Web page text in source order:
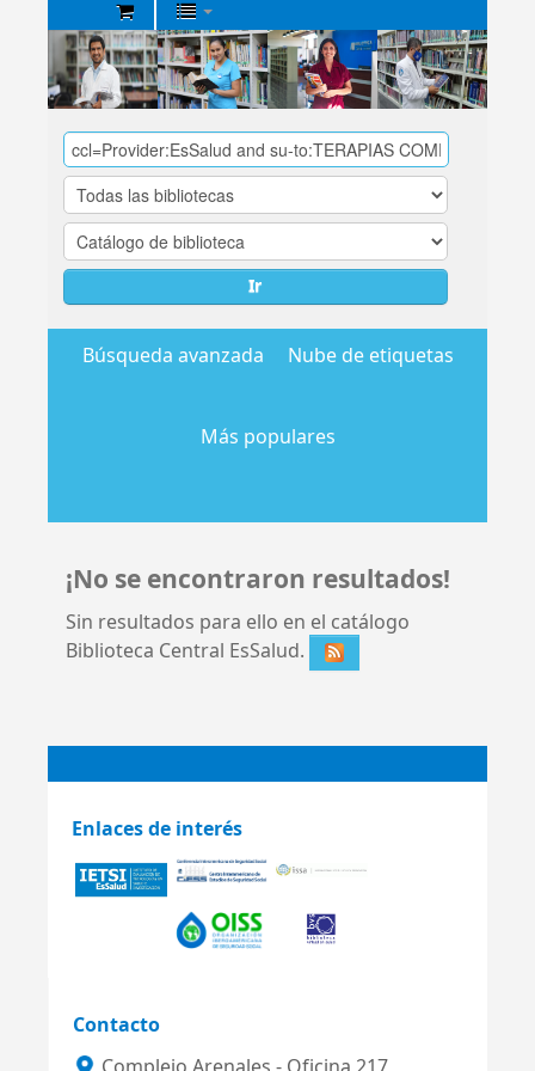
Biblioteca
Central
EsSalud
Ir
Búsqueda avanzada Nube de etiquetas
Más populares
¡No se encontraron resultados!
Sin resultados para ello en el catálogo
Biblioteca Central EsSalud.
Enlaces de interés
Contacto